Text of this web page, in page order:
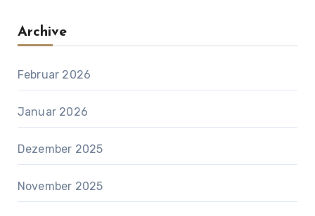
Archive
Februar 2026
Januar 2026
Dezember 2025
November 2025